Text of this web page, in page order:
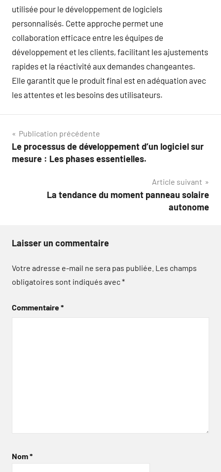
utilisée pour le développement de logiciels
personnalisés. Cette approche permet une
collaboration efficace entre les équipes de
développement et les clients, facilitant les ajustements
rapides et la réactivité aux demandes changeantes.
Elle garantit que le produit final est en adéquation avec
les attentes et les besoins des utilisateurs.
Navigation
de
Publication précédente
Le processus de développement d’un logiciel sur
mesure : Les phases essentielles.
Article suivant
La tendance du moment panneau solaire
autonome
Laisser un commentaire
Votre adresse e-mail ne sera pas publiée. Les champs
obligatoires sont indiqués avec*
Commentaire*
Nom*